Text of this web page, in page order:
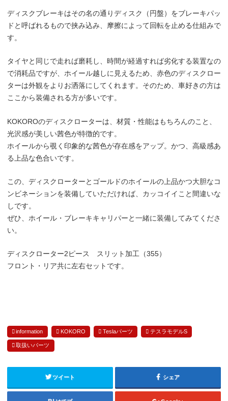
ディスクブレーキはその名の通りディスク（円盤）をブレーキパッ
ドと呼ばれるもので挟み込み、摩擦によって回転を止める仕組みで
す。
タイヤと同じで走れば磨耗し、時間が経過すれば劣化する装置なの
で消耗品ですが、ホイール越しに見えるため、赤色のディスクロー
ターは外観をよりお洒落にしてくれます。そのため、車好きの方は
ここから装備される方が多いです。
KOKOROのディスクローターは、材質・性能はもちろんのこと、
光沢感が美しい茜色が特徴的です。
ホイールから覗く印象的な茜色が存在感をアップ。かつ、高級感あ
る上品な色合いです。
この、ディスクローターとゴールドのホイールの上品かつ大胆なコ
ンビネーションを装備していただければ、カッコイイこと間違いな
しです。
ぜひ、ホイール・ブレーキキャリパーと一緒に装備してみてくださ
い。
ディスクローター2ピース スリット加工（355）
フロント・リア共に左右セットです。
information KOKORO Teslaパーツ テスラモデルS
取扱いパーツ
ツイート シェア